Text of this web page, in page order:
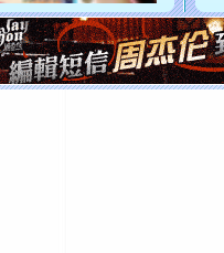
[元旦]看
断电。爱
你是我专
[元旦]如